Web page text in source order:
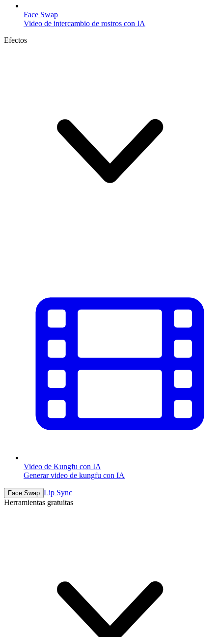
Face Swap
Video de intercambio de rostros con IA
Efectos
Video de Kungfu con IA
Generar video de kungfu con IA
Face Swap Lip Sync
Herramientas gratuitas